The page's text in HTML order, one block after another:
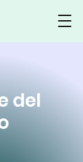
del